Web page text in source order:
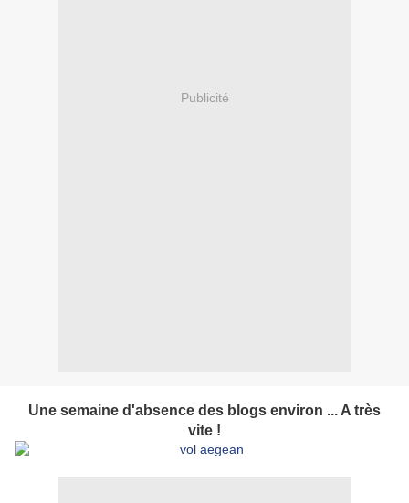
Publicité
Une semaine d'absence des blogs environ ... A très
vite !